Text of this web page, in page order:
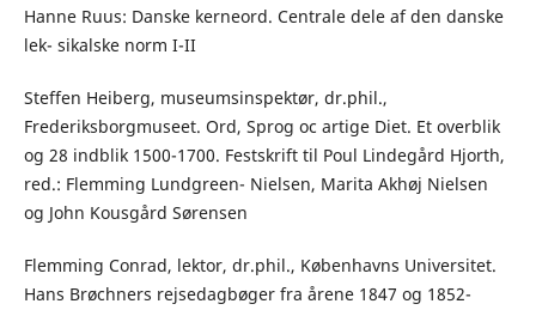
Hanne Ruus: Danske kerneord. Centrale dele af den danske
lek- sikalske norm I-II
Steffen Heiberg, museumsinspektør, dr.phil.,
Frederiksborgmuseet. Ord, Sprog oc artige Diet. Et overblik
og 28 indblik 1500-1700. Festskrift til Poul Lindegård Hjorth,
red.: Flemming Lundgreen- Nielsen, Marita Akhøj Nielsen
og John Kousgård Sørensen
Flemming Conrad, lektor, dr.phil., Københavns Universitet.
Hans Brøchners rejsedagbøger fra årene 1847 og 1852-